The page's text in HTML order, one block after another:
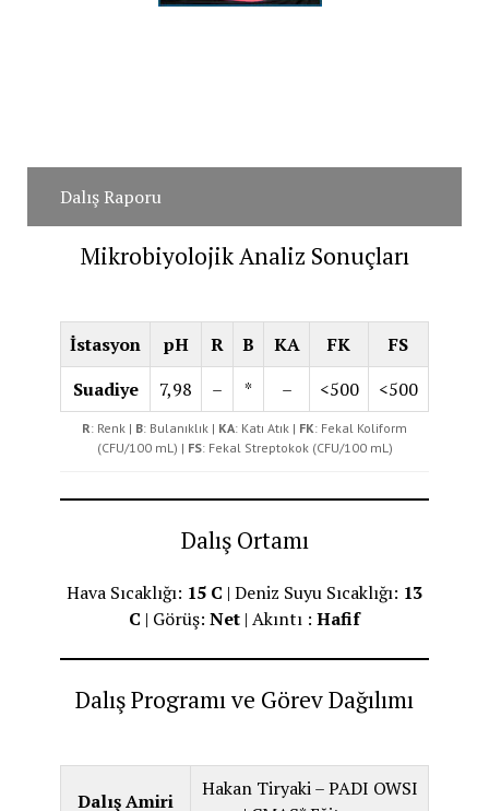
Dalış Raporu
Mikrobiyolojik Analiz Sonuçları
İstasyon pH R B KA FK
FS
Suadiye
7,98 – * – <500 <500
R: Renk | B: Bulanıklık | KA: Katı Atık | FK: Fekal Koliform
(CFU/100 mL) | FS: Fekal Streptokok (CFU/100 mL)
Dalış Ortamı
Hava Sıcaklığı: 15 C | Deniz Suyu Sıcaklığı: 13
C | Görüş: Net | Akıntı : Hafif
Dalış Programı ve Görev Dağılımı
Dalış Amiri
Hakan Tiryaki – PADI OWSI